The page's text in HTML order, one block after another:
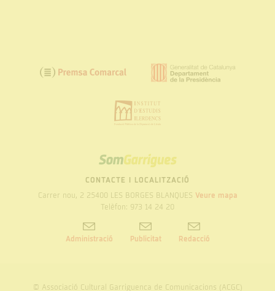
SOM
GARRIGUES
CONTACTE I LOCALITZACIÓ
Carrer nou, 2 25400 LES BORGES BLANQUES Veure mapa
Telèfon: 973 14 24 20
Administració Publicitat Redacció
© Associació Cultural Garriguenca de Comunicacions (ACGC)